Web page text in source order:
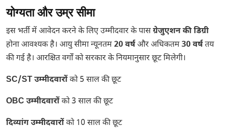
योग्यता और उम्र सीमा
इस भर्ती में आवेदन करने के लिए उम्मीदवार के पासग्रेजुएशन की डिग्री
होना आवश्यक है। आयु सीमा न्यूनतम20 वर्षऔर अधिकतम30 वर्षतय
की गई है। आरक्षित वर्गों को सरकार के नियमानुसार छूट मिलेगी।
SC/ST उम्मीदवारोंको 5 साल की छूट
OBC उम्मीदवारोंको 3 साल की छूट
दिव्यांग उम्मीदवारोंको 10 साल की छूट